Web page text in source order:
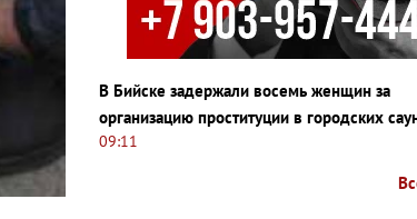
В Бийске задержали восемь женщин за
организацию проституции в городских
09:11